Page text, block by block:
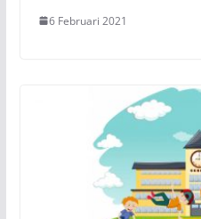
6 Februari 2021